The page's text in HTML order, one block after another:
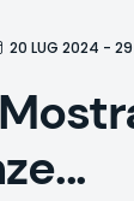
20 LUG 2024 -